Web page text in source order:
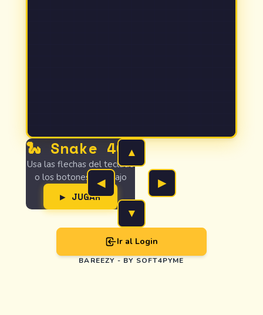
🐍 Snake 404
Usa las flechas del teclado
o los botones de abajo
▶ JUGAR
▲
◀
▶
▼
Ir al Login
BAREEZY - BY SOFT4PYME